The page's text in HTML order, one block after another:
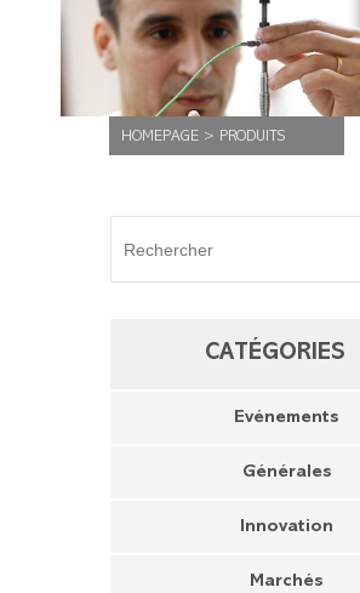
HOMEPAGE> PRODUITS
CATÉGORIES
Evénements
Générales
Innovation
Marchés